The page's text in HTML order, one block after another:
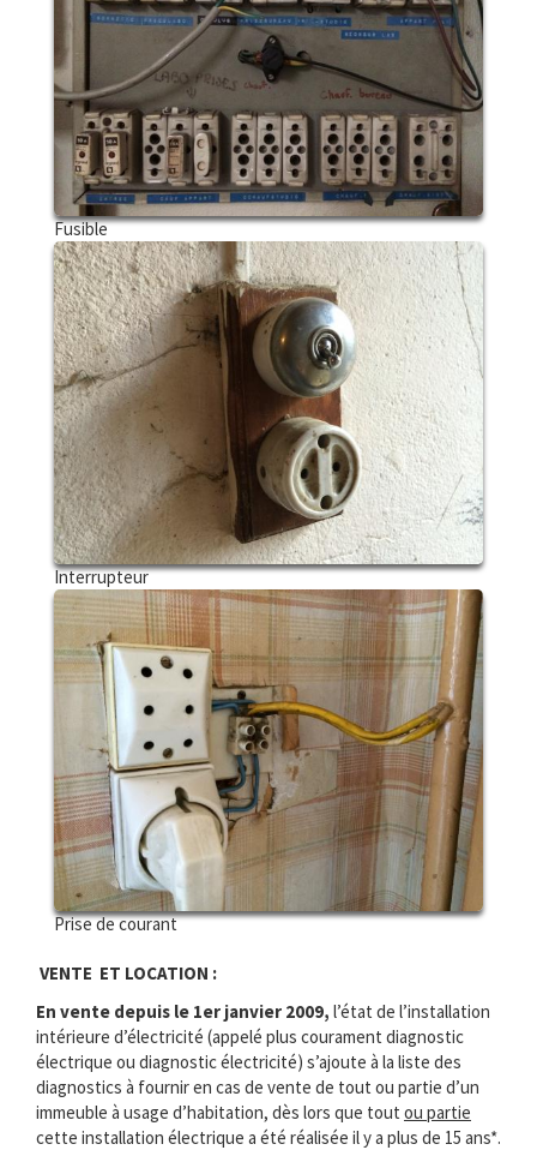
Fusible
Interrupteur
Prise de courant
VENTE ET LOCATION :
En vente depuis le 1er janvier 2009, l’état de l’installation
intérieure d’électricité (appelé plus courament diagnostic
électrique ou diagnostic électricité) s’ajoute à la liste des
diagnostics à fournir en cas de vente de tout ou partie d’un
immeuble à usage d’habitation, dès lors que tout ou partie
cette installation électrique a été réalisée il y a plus de 15 ans*.